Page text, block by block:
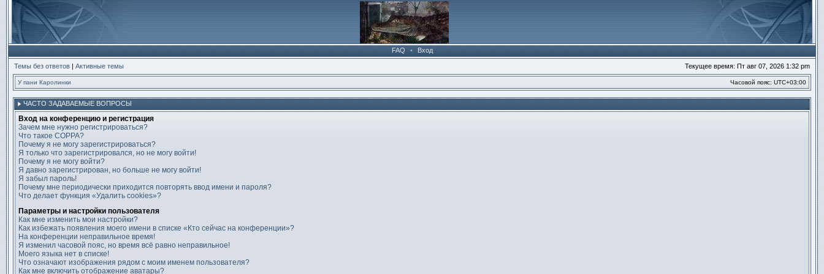
FAQ • Вход
Темы без ответов | Активные темы Текущее время: Пт авг 07, 2026 1:32 pm
У пани Каролинки Часовой пояс: UTC+03:00
ЧАСТО ЗАДАВАЕМЫЕ ВОПРОСЫ
Вход на конференцию и регистрация
Зачем мне нужно регистрироваться?
Что такое COPPA?
Почему я не могу зарегистрироваться?
Я только что зарегистрировался, но не могу войти!
Почему я не могу войти?
Я давно зарегистрирован, но больше не могу войти!
Я забыл пароль!
Почему мне периодически приходится повторять ввод имени и пароля?
Что делает функция «Удалить cookies»?
Параметры и настройки пользователя
Как мне изменить мои настройки?
Как избежать появления моего имени в списке «Кто сейчас на конференции»?
На конференции неправильное время!
Я изменил часовой пояс, но время всё равно неправильное!
Моего языка нет в списке!
Что означают изображения рядом с моим именем пользователя?
Как мне включить отображение аватары?